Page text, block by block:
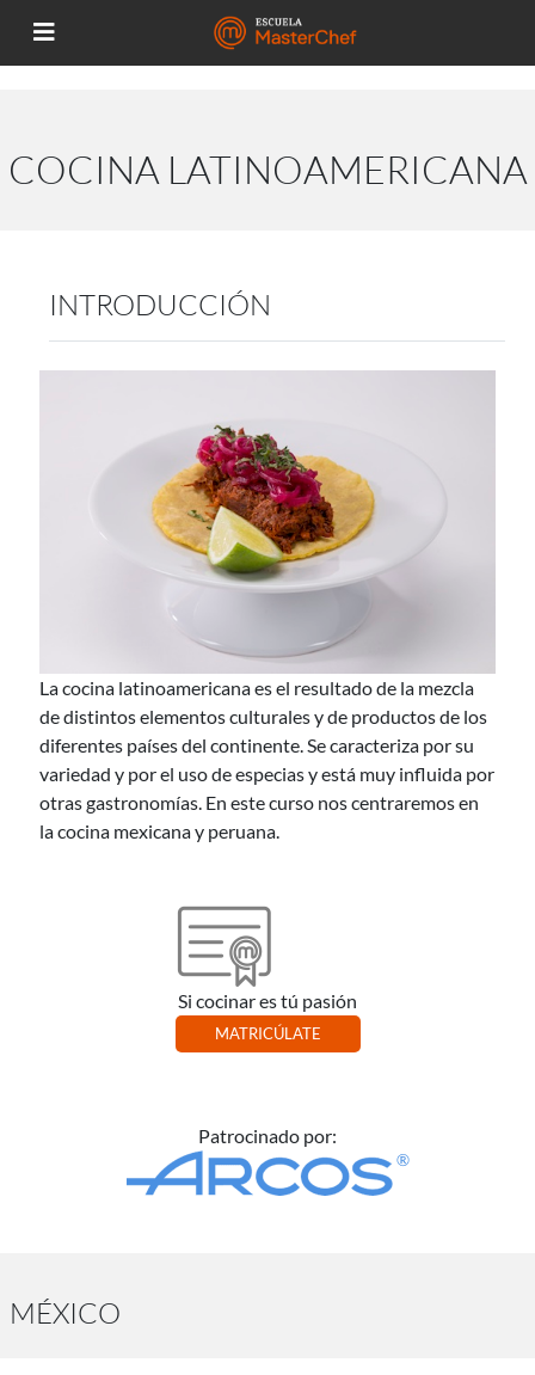
COCINA LATINOAMERICANA
INTRODUCCIÓN
La cocina latinoamericana es el resultado de la mezcla
de distintos elementos culturales y de productos de los
diferentes países del continente. Se caracteriza por su
variedad y por el uso de especias y está muy influida por
otras gastronomías. En este curso nos centraremos en
la cocina mexicana y peruana.
Si cocinar es tú pasión
MATRICÚLATE
Patrocinado por:
MÉXICO